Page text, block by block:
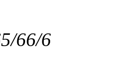
5/66/6